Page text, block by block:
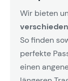
Wir bieten
So finden
perfekte
einen